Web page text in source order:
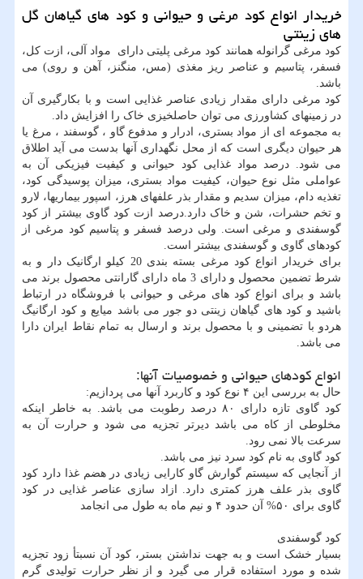
خریدار انواع کود مرغی و حیوانی و کود های گیاهان گل
های زینتی
کود مرغی گرانوله همانند کود مرغی پلیتی دارای مواد آلی، ازت کل،
فسفر، پتاسیم و عناصر ریز مغذی (مس، منگنز، آهن و روی) می
باشد.
کود مرغی دارای مقدار زیادی عناصر غذایی است و با بکارگیری آن
در زمینهای کشاورزی می توان حاصلخیزی خاک را افزایش داد.
به مجموعه ای از مواد بستری، ادرار و مدفوع گاو ، گوسفند ، مرغ یا
هر حیوان دیگری است که از محل نگهداری آنها بدست می آید اطلاق
می شود. درصد مواد غذایی کود حیوانی و کیفیت فیزیکی آن به
عواملی مثل نوع حیوان، کیفیت مواد بستری، میزان پوسیدگی کود،
تغذیه دام، میزان سدیم و مقدار بذر علفهای هرز، اسپور بیماریها، لارو
و تخم حشرات، شن و خاک دارد.درصد ازت کود گاوی بیشتر از کود
گوسفندی و مرغی است. ولی درصد فسفر و پتاسیم کود مرغی از
کودهای گاوی و گوسفندی بیشتر است.
برای خریدار انواع کود مرغی بسته بندی 20 کیلو ارگانیک دار و به
شرط تضمین محصول و دارای 3 ماه دارای گارانتی محصول برند می
باشد و برای انواع کود های مرغی و حیوانی با فروشگاه در ارتباط
باشید و کود های گیاهان زینتی دو جور می باشد میایع و کود ارگانیگ
هردو با تضمینی و با محصول برند و ارسال به تمام نقاط ایران دارا
می باشد.
انواع کودهای حیوانی و خصوصیات آنها:
حال به بررسی این ۴ نوع کود و کاربرد آنها می پردازیم:
کود گاوی تازه دارای ۸۰ درصد رطوبت می باشد. به خاطر اینکه
مخلوطی از کاه می باشد دیرتر تجزیه می شود و حرارت آن به
سرعت بالا نمی رود.
کود گاوی به نام کود سرد نیز می باشد.
از آنجایی که سیستم گوارش گاو کارایی زیادی در هضم غذا دارد کود
گاوی بذر علف هرز کمتری دارد. ازاد سازی عناصر غذایی در کود
گاوی برای ۵۰% آن حدود ۴ و نیم ماه به طول می انجامد
کود گوسفندی
بسیار خشک است و به جهت نداشتن بستر، کود آن نسبتأ زود تجزیه
شده و مورد استفاده قرار می گیرد و از نظر حرارت تولیدی گرم